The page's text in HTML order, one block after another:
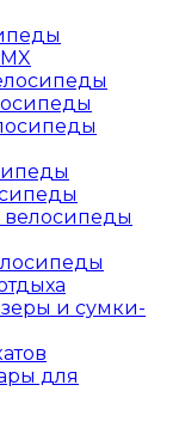
велосипеды
и сумки-
для